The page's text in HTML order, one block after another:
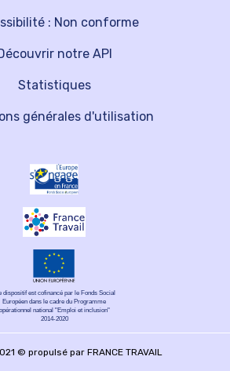
notre API
Statistiques
: Non conforme
générales d'utilisation
dispositif est cofinancé par le Fonds Social
Européen dans le cadre du Programme
opérationnel national "Emploi et inclusion"
2014-2020
© propulsé par FRANCE TRAVAIL